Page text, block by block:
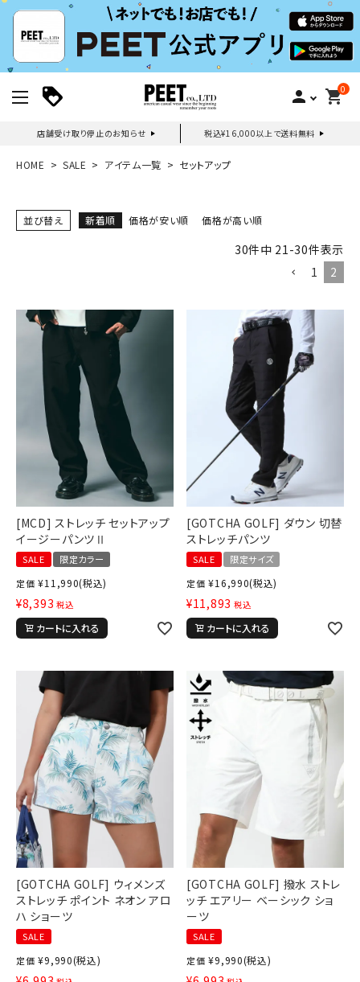
person 0
shopping_cart
店舗受け取り停止のお知らせ 税込¥16,000以上で送料無料
新規会員登録｜ログイン
ご利用ガイド
詳しい条件から探す
HOME SALE アイテム一覧 セットアップ
並び替え 新着順 価格が安い順 価格が高い順
30件中 21 -30件表示
1
2
[MCD] ストレッチ セットアップ
イージーパンツⅡ
SALE
限定カラー
定価 ¥11,990(税込)
¥8,393 税込
カートに入れる
[GOTCHA GOLF] ダウン 切替
ストレッチパンツ
SALE
限定サイズ
定価 ¥16,990(税込)
¥11,893 税込
カートに入れる
[GOTCHA GOLF] ウィメンズ
ストレッチ ポイント ネオン アロ
ハ ショーツ
SALE
定価 ¥9,990(税込)
[GOTCHA GOLF] 撥水 ストレ
ッチ エアリー ベーシック ショ
ーツ
SALE
定価 ¥9,990(税込)